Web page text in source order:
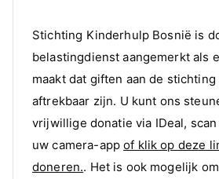
Stichting Kinderhulp Bosnië is
belastingdienst aangemerkt als
maakt dat giften aan de
aftrekbaar zijn. U kunt ons
vrijwillige donatie via IDeal,
uw camera-appof klik op deze
doneren.. Het is ook mogelijk